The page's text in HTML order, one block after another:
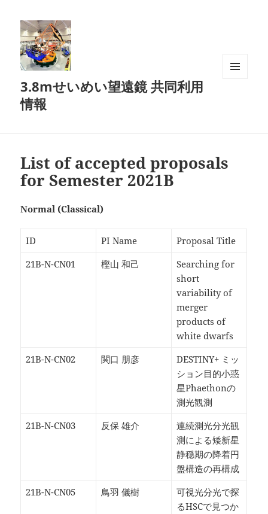
3.8mせいめい望遠鏡 共同利用
情報
List of accepted proposals
for Semester 2021B
Normal (Classical)
ID PI Name
Proposal Title
21B-N-CN01
樫山 和己
Searching for
short
variability of
merger
products of
white dwarfs
21B-N-CN02
関口 朋彦
DESTINY+ ミッ
ション目的小惑
星Phaethonの
測光観測
21B-N-CN03
反保 雄介
連続測光分光観
測による矮新星
静穏期の降着円
盤構造の再構成
21B-N-CN05
鳥羽 儀樹
可視光分光で探
るHSCで見つか